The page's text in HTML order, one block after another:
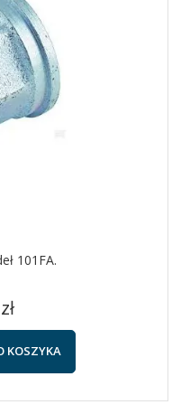
101FA.
KOSZYKA